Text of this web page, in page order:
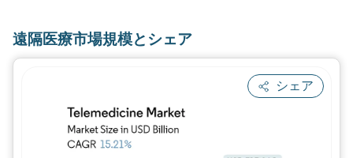
遠隔医療市場規模とシェア
シェア